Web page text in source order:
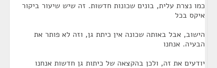
כמו נצרת עלית, בונים שכונות חדשות. זה שיש שיעור ביקור
איקס בכל
הישוב, אבל באותה שכונה אין כיתת גן, וזה לא פותר את
הבעיה. אנחנו
יודעים את זה, ולכן בהקצאה של כיתות גן חדשות אנחנו